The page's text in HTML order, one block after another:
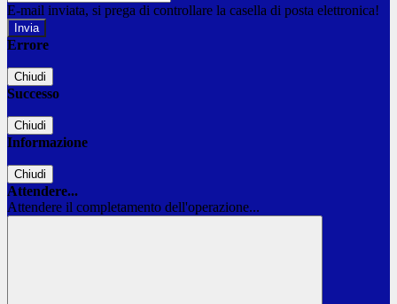
E-mail inviata, si prega di controllare la casella di posta elettronica!
Errore
Chiudi
Successo
Chiudi
Informazione
Chiudi
Attendere...
Attendere il completamento dell'operazione...